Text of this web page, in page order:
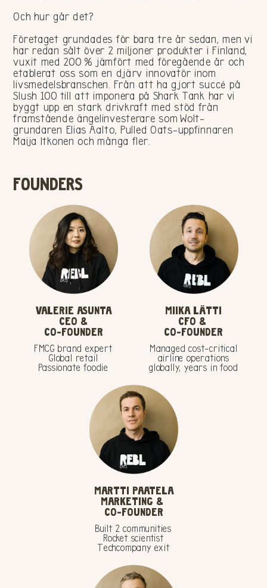
Och hur går det?
Företaget grundades för bara tre år sedan, men vi
har redan sålt över 2 miljoner produkter i Finland,
vuxit med 200 % jämfört med föregående år och
etablerat oss som en djärv innovatör inom
livsmedelsbranschen. Från att ha gjort succé på
Slush 100 till att imponera på Shark Tank har vi
byggt upp en stark drivkraft med stöd från
framstående ängelinvesterare som Wolt-
grundaren Elias Aalto, Pulled Oats-uppfinnaren
Maija Itkonen och många fler.
FOUNDERS
VALERIE ASUNTA
CEO &
CO-FOUNDER
FMCG brand expert
Global retail
Passionate foodie
MIIKA LÄTTI
CFO &
CO-FOUNDER
Managed cost-critical
airline operations
globally, years in food
MARTTI PAATELA
MARKETING &
CO-FOUNDER
Built 2 communities
Rocket scientist
Techcompany exit